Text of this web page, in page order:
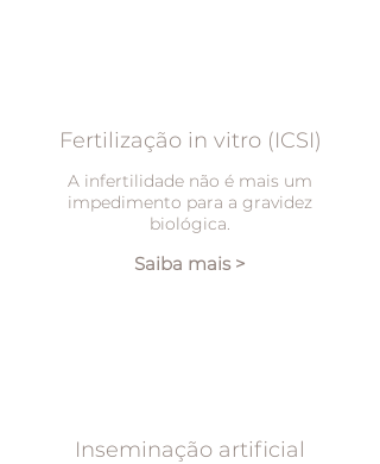
Fertilização in vitro (ICSI)
A infertilidade não é mais um
impedimento para a gravidez
biológica.
Saiba mais >
Inseminação artificial